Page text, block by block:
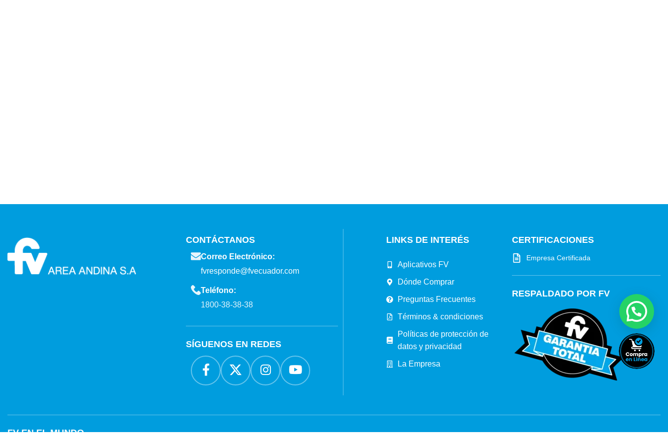
CONTÁCTANOS
Correo Electrónico:
fvresponde@fvecuador.com
Teléfono:
1800-38-38-38
SÍGUENOS EN REDES
LINKS DE INTERÉS
Aplicativos FV
Dónde Comprar
Preguntas Frecuentes
Términos & condiciones
Políticas de protección de
datos y privacidad
La Empresa
CERTIFICACIONES
Empresa Certificada
RESPALDADO POR FV
FV EN EL MUNDO